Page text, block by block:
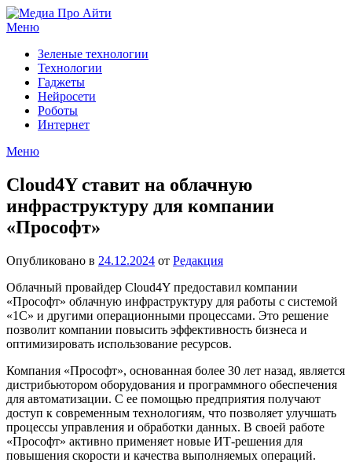
Перейти
к
Меню
Зеленые технологии
Технологии
Гаджеты
Нейросети
Роботы
Интернет
Меню
Cloud4Y ставит на облачную
инфраструктуру для компании
«Прософт»
Опубликовано в 24.12.2024 от Редакция
Облачный провайдер Cloud4Y предоставил компании
«Прософт» облачную инфраструктуру для работы с системой
«1С» и другими операционными процессами. Это решение
позволит компании повысить эффективность бизнеса и
оптимизировать использование ресурсов.
Компания «Прософт», основанная более 30 лет назад, является
дистрибьютором оборудования и программного обеспечения
для автоматизации. С ее помощью предприятия получают
доступ к современным технологиям, что позволяет улучшать
процессы управления и обработки данных. В своей работе
«Прософт» активно применяет новые ИТ-решения для
повышения скорости и качества выполняемых операций.